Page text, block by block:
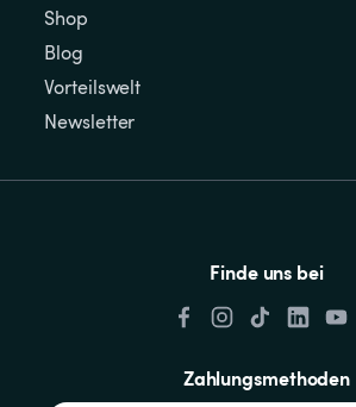
Shop
Blog
Vorteilswelt
Newsletter
Finde uns bei
Zahlungsmethoden